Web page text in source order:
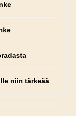
niin tärkeää